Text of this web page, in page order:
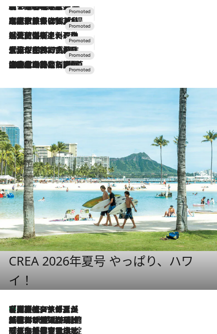
2026.8.7
【トンボの足水浴】ヒノキの香りに包まれて涼感マックス！約13℃の湧水かけ流しを避暑地「星野温泉 トンボの湯」で体験
2026.7.31
【ホテル帰省】という選択肢をOMOが提案。家族とほどよい距離を保つには「昼は実家、夜は気兼ねなくホテルで！」
2026.7.24
【夏限定ディナーコース】旬を迎える稚鮎や花ズッキーニなどをイタリア・トスカーナの郷土料理の手法で満喫！
2026.7.17
「土佐和ハーブかき氷」がOMO7高知に登場！生姜、山椒、大葉など目にも舌にも涼を呼ぶ郷土の味
2026.7.10
NEW OPEN！【界 草津】名湯の地に誕生。趣の異なる2種の温泉と上州ならではの会席・蕎麦割烹など美食を味わう究極の癒やし旅
CREA 2026年夏号 やっぱり、ハワ
イ！
2026.8.7
【厳選旅コスメ】「多機能アイテムがメイン！」旅好き美容エディターが選んだ夏旅ベストコスメを発表【Mサイズジップ】
2026.8.6
「荷物が増えるほど旅ストレスは増す」美容ジャーナリストがたどり着いた最終結論。“化粧品を劇的に減らす”感動の凝縮美容とは
2026.8.6
「旅先には金髪ウィッグを持参」日本と同じメイクでは損してる!? 美容ジャーナリストが提案する“掟破りの旅美容”とは